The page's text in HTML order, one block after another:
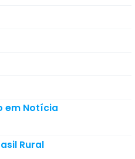
em Notícia
Rural